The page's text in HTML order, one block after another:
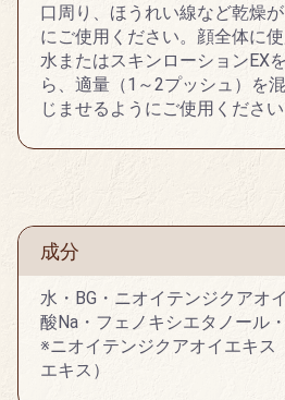
口周り、ほうれい線など乾燥
にご使用ください。顔全体に
水またはスキンローションEX
ら、適量（1～2プッシュ）を
じませるようにご使用ください
成分
水・BG・ニオイテンジクアオ
酸Na・フェノキシエタノール
※ニオイテンジクアオイエキス
エキス）